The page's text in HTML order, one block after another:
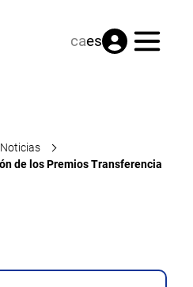
caes Menú
Noticias
de los Premios Transferencia